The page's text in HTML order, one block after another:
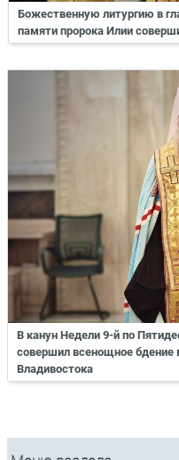
Божественную литургию в
памяти пророка Илии
В канун Недели 9-й по
совершил всенощное бдение
Владивостока